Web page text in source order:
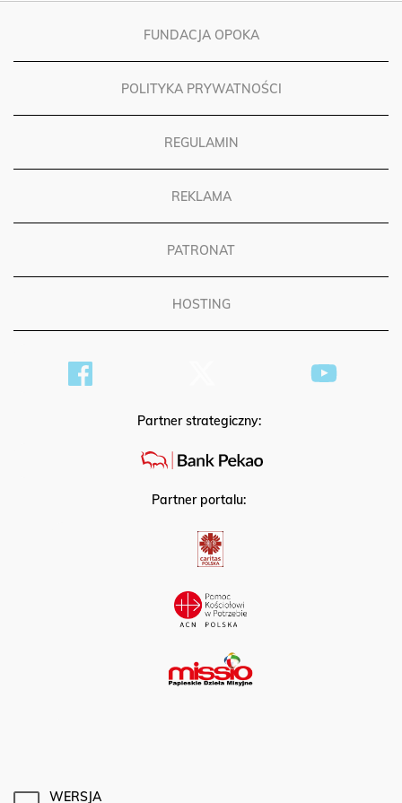
FUNDACJA OPOKA
POLITYKA PRYWATNOŚCI
REGULAMIN
REKLAMA
PATRONAT
HOSTING
Partner strategiczny:
Partner portalu:
WERSJA